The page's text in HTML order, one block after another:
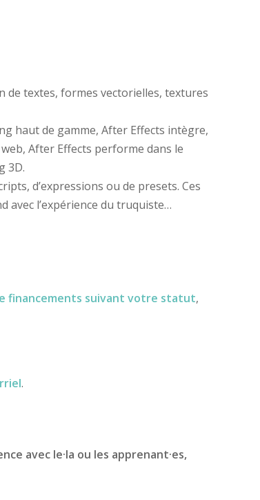
de textes, formes vectorielles, textures
haut de gamme, After Effects intègre,
After Effects performe dans le
3D.
d’expressions ou de presets. Ces
avec l’expérience du truquiste…
financements suivant votre statut,
.
avec le·la ou les apprenant·es,